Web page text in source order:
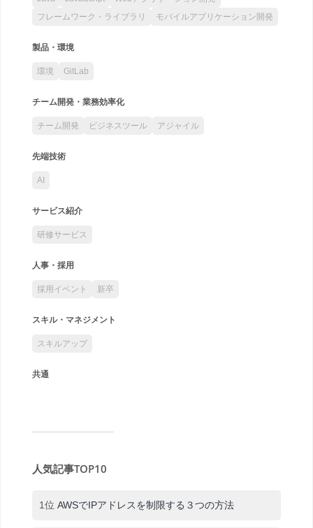
フレームワーク・ライブラリ
モバイルアプリケーション開発
製品・環境
環境 GitLab
チーム開発・業務効率化
チーム開発 ビジネスツール アジャイル
先端技術
AI
サービス紹介
研修サービス
人事・採用
採用イベント 新卒
スキル・マネジメント
スキルアップ
共通
人気記事TOP10
1位 AWSでIPアドレスを制限する３つの方法